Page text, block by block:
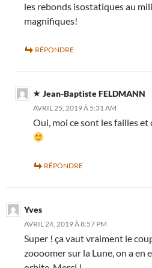
les rebonds isostatiques au
magnifiques!
RÉPONDRE
Jean-Baptiste FELDMANN
AVRIL 25, 2019 À 5:31 AM
Oui, moi ce sont les failles
RÉPONDRE
Yves
AVRIL 24, 2019 À 8:57 PM
Super ! ça vaut vraiment le
zoooomer sur la Lune, on a en